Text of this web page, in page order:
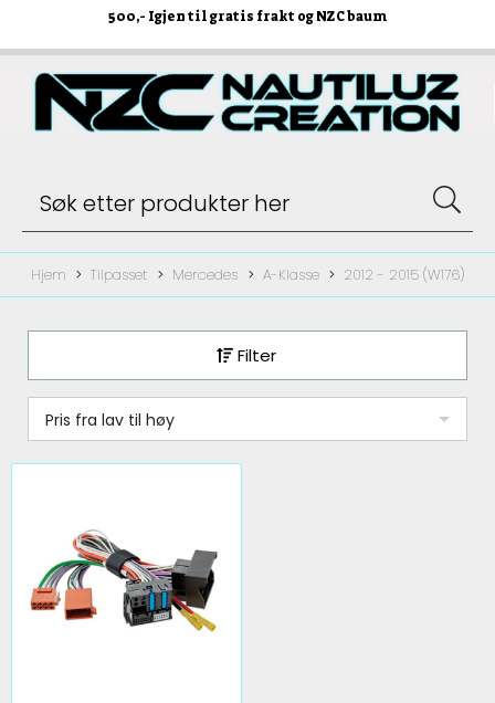
500,- Igjen til gratis frakt og NZC baum
Hjem Tilpasset Mercedes A-Klasse 2012 - 2015 (W176)
Filter
Pris fra lav til høy